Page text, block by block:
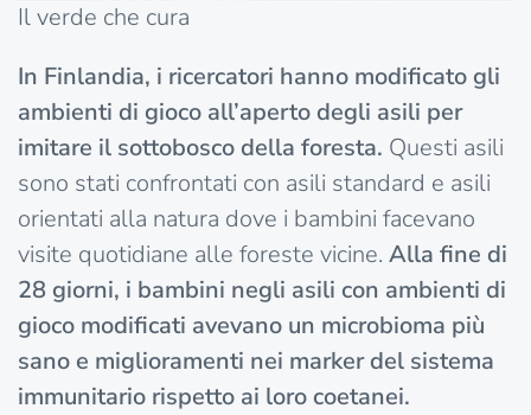
Il verde che cura
In Finlandia, i ricercatori hanno modificato gli
ambienti di gioco all’aperto degli asili per
imitare il sottobosco della foresta. Questi asili
sono stati confrontati con asili standard e asili
orientati alla natura dove i bambini facevano
visite quotidiane alle foreste vicine. Alla fine di
28 giorni, i bambini negli asili con ambienti di
gioco modificati avevano un microbioma più
sano e miglioramenti nei marker del sistema
immunitario rispetto ai loro coetanei.